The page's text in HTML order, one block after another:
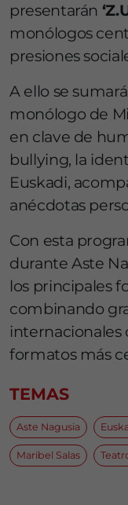
presentarán
monólogos
presiones
A ello se
monólogo de
en clave de
bullying, la
Euskadi,
anécdotas
Con esta
durante Aste
los principales
combinando
internacionales
formatos más
TEMAS
Aste Nagusia
Maribel Salas